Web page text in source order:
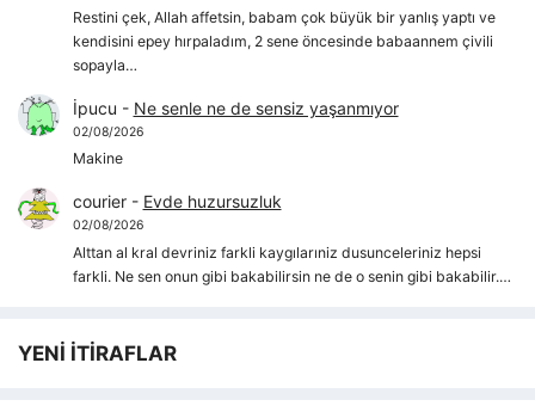
Restini çek, Allah affetsin, babam çok büyük bir yanlış yaptı ve
kendisini epey hırpaladım, 2 sene öncesinde babaannem çivili
sopayla…
İpucu - Ne senle ne de sensiz yaşanmıyor
02/08/2026
Makine
courier- Evde huzursuzluk
02/08/2026
Alttan al kral devriniz farkli kaygılarıniz dusunceleriniz hepsi
farkli. Ne sen onun gibi bakabilirsin ne de o senin gibi bakabilir.…
YENİ İTİRAFLAR